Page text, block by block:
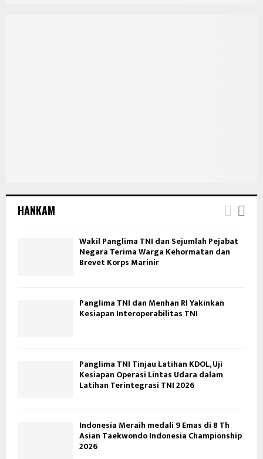
HANKAM
Wakil Panglima TNI dan Sejumlah Pejabat
Negara Terima Warga Kehormatan dan
Brevet Korps Marinir
Panglima TNI dan Menhan RI Yakinkan
Kesiapan Interoperabilitas TNI
Panglima TNI Tinjau Latihan KDOL, Uji
Kesiapan Operasi Lintas Udara dalam
Latihan Terintegrasi TNI 2026
Indonesia Meraih medali 9 Emas di 8 Th
Asian Taekwondo Indonesia Championship
2026